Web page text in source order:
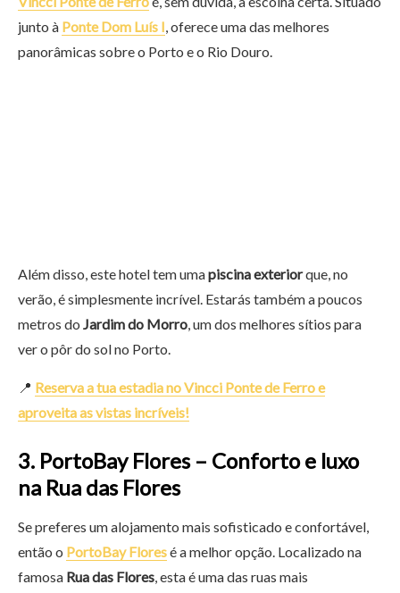
junto à Ponte Dom Luís I, oferece uma das melhores
panorâmicas sobre o Porto e o Rio Douro.
Além disso, este hotel tem umapiscina exteriorque, no
verão, é simplesmente incrível. Estarás também a poucos
metros do Jardim do Morro, um dos melhores sítios para
ver o pôr do sol no Porto.
📍 Reserva a tua estadia no Vincci Ponte de Ferro e
aproveita as vistas incríveis!
3. PortoBay Flores – Conforto e luxo
na Rua das Flores
Se preferes um alojamento mais sofisticado e confortável,
então o PortoBay Floresé a melhor opção. Localizado na
famosa Rua das Flores, esta é uma das ruas mais